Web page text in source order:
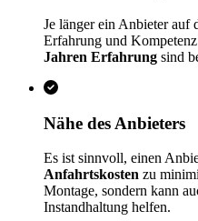
Je länger ein Anbieter auf
Erfahrung und
Jahren Erfahrung sind
Nähe des Anbieters
Es ist sinnvoll, einen
Anfahrtskosten zu
Montage, sondern kann
Instandhaltung helfen.